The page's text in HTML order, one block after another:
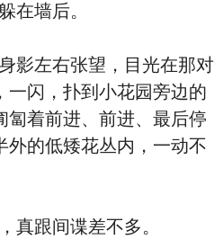
墙后。
左右张望，目光在那对
一闪，扑到小花园旁边的
匐着前进、前进、最后停
外的低矮花丛内，一动不
跟间谍差不多。